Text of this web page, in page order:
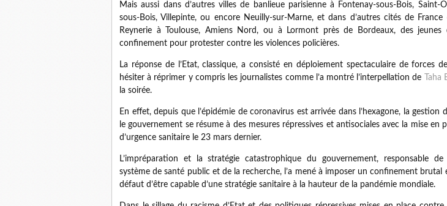
Mais aussi dans d’autres villes de banlieue parisienne à Fontenay-sous-Bois, Saint-
sous-Bois, Villepinte, ou encore Neuilly-sur-Marne, et dans d’autres cités de France
Reynerie à Toulouse, Amiens Nord, ou à Lormont près de Bordeaux, des
confinement pour protester contre les violences policières.
La réponse de l’Etat, classique, a consisté en déploiement spectaculaire de forces
hésiter à réprimer y compris les journalistes comme l’a montré l’interpellation de
Taha
la soirée.
En effet, depuis que l’épidémie de coronavirus est arrivée dans l’hexagone, la gestion
le gouvernement se résume à des mesures répressives et antisociales avec la mise en
d’urgence sanitaire le 23 mars dernier.
L’impréparation et la stratégie catastrophique du gouvernement, responsable
système de santé public et de la recherche, l’a mené à imposer un confinement brutal
défaut d’être capable d’une stratégie sanitaire à la hauteur de la pandémie mondiale.